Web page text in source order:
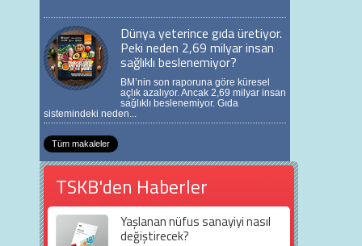
Dünya yeterince gıda üretiyor.
Peki neden 2,69 milyar insan
sağlıklı beslenemiyor?
BM’nin son raporuna göre küresel
açlık azalıyor. Ancak 2,69 milyar insan
sağlıklı beslenemiyor. Gıda
sistemindeki neden...
Tüm makaleler
TSKB'den Haberler
Yaşlanan nüfus sanayiyi nasıl
değiştirecek?